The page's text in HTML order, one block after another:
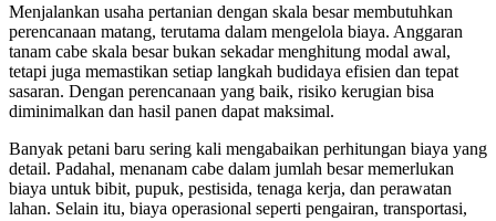
Menjalankan usaha pertanian dengan skala besar membutuhkan
perencanaan matang, terutama dalam mengelola biaya. Anggaran
tanam cabe skala besar bukan sekadar menghitung modal awal,
tetapi juga memastikan setiap langkah budidaya efisien dan tepat
sasaran. Dengan perencanaan yang baik, risiko kerugian bisa
diminimalkan dan hasil panen dapat maksimal.
Banyak petani baru sering kali mengabaikan perhitungan biaya yang
detail. Padahal, menanam cabe dalam jumlah besar memerlukan
biaya untuk bibit, pupuk, pestisida, tenaga kerja, dan perawatan
lahan. Selain itu, biaya operasional seperti pengairan, transportasi,